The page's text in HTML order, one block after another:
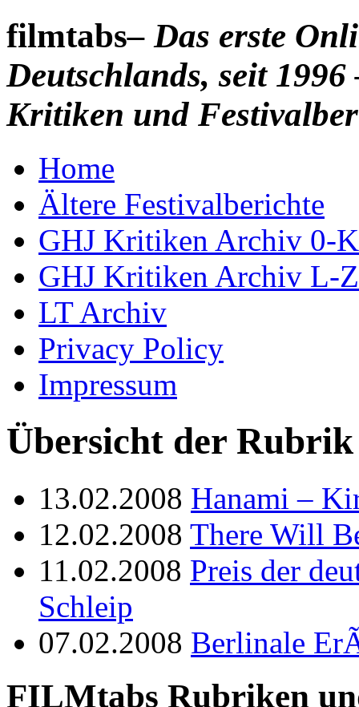
filmtabs– Das erste
Deutschlands, seit
Kritiken und
Home
Ältere Festivalberichte
GHJ Kritiken Archiv 0-K
GHJ Kritiken Archiv L-Z
LT Archiv
Privacy Policy
Impressum
Übersicht der
13.02.2008 Hanami –
12.02.2008 There Will
11.02.2008 Preis der
Schleip
07.02.2008 Berlinale
FILMtabs Rubriken